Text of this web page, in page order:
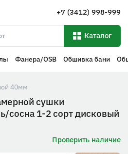
+7 (3412) 998-999
Каталог
Фанера/OSB Обшивка бани
40мм
сушки
сосна 1-2 сорт дисковый
Проверить наличие